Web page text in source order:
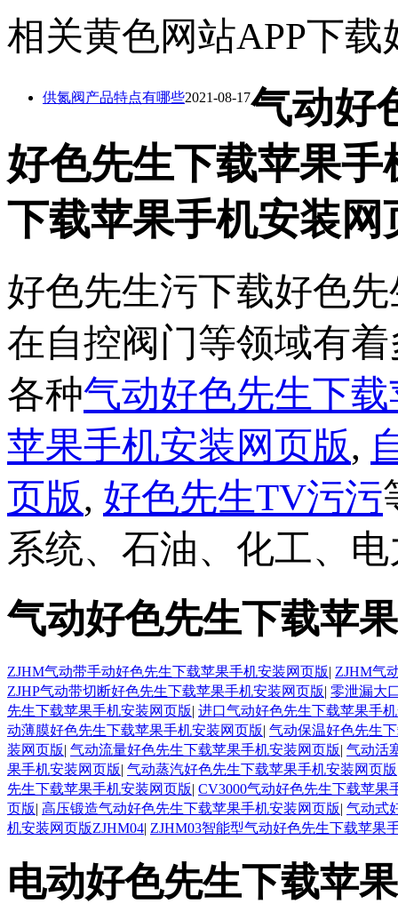
相关黄色网站APP下载
2021-08-17
供氮阀产品特点有哪些
气动好
好色先生下载苹果
下载苹果手机安装
好色先生污下载好色
在自控阀门等领域有着
各种气动好色先生下
苹果手机安装网页版,
页版, 好色先生TV污污
系统、石油、化工、
气动好色先生下载苹
ZJHM气动带手动好色先生下载苹果手机安装网页版| ZJHM气
ZJHP气动带切断好色先生下载苹果手机安装网页版| 零泄漏大
先生下载苹果手机安装网页版| 进口气动好色先生下载苹果手
动薄膜好色先生下载苹果手机安装网页版| 气动保温好色先生
装网页版| 气动流量好色先生下载苹果手机安装网页版| 气动活
果手机安装网页版| 气动蒸汽好色先生下载苹果手机安装网页版
先生下载苹果手机安装网页版| CV3000气动好色先生下载苹果
页版| 高压锻造气动好色先生下载苹果手机安装网页版| 气动式
机安装网页版ZJHM04| ZJHM03智能型气动好色先生下载苹果
电动好色先生下载苹